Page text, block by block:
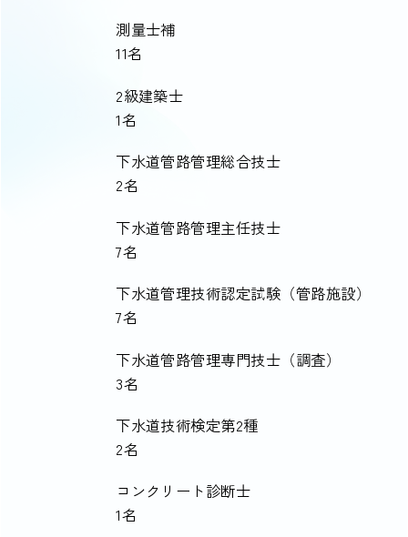
測量士補
11名
2級建築士
1名
下水道管路管理総合技士
2名
下水道管路管理主任技士
7名
下水道管理技術認定試験（管路施設）
7名
下水道管路管理専門技士（調査）
3名
下水道技術検定第2種
2名
コンクリート診断士
1名